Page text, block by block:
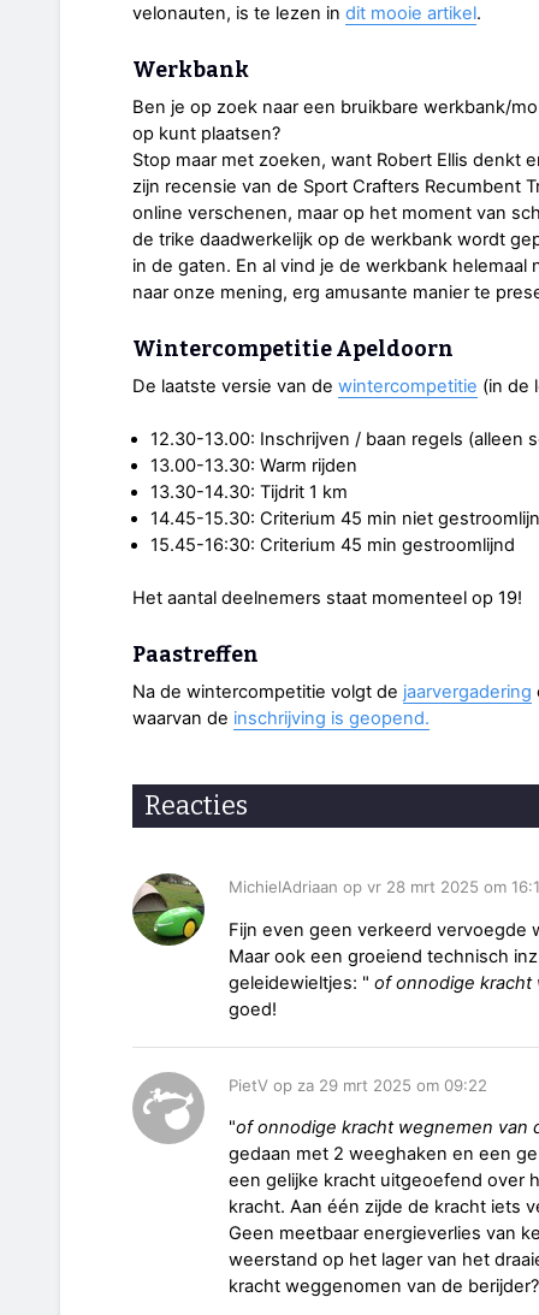
velonauten, is te lezen in dit mooie artikel.
Werkbank
Ben je op zoek naar een bruikbare werkbank/
op kunt plaatsen?
Stop maar met zoeken, want Robert Ellis denkt
zijn recensie van de Sport Crafters Recumbent
online verschenen, maar op het moment van
de trike daadwerkelijk op de werkbank wordt
in de gaten. En al vind je de werkbank
naar onze mening, erg amusante manier te
Wintercompetitie Apeldoorn
De laatste versie van de wintercompetitie (in de
12.30-13.00: Inschrijven / baan regels
13.00-13.30: Warm rijden
13.30-14.30: Tijdrit 1 km
14.45-15.30: Criterium 45 min niet
15.45-16:30: Criterium 45 min gestroomlijnd
Het aantal deelnemers staat momenteel op 19!
Paastreffen
Na de wintercompetitie volgt de jaarvergadering
waarvan de inschrijving is geopend.
Reacties
MichielAdriaan op vr 28 mrt 2025 om
Fijn even geen verkeerd vervoegde
Maar ook een groeiend technisch
geleidewieltjes: " of onnodige kracht
goed!
PietV op za 29 mrt 2025 om 09:22
"of onnodige kracht wegnemen van
gedaan met 2 weeghaken en een
een gelijke kracht uitgeoefend over
kracht. Aan één zijde de kracht iets
Geen meetbaar energieverlies van
weerstand op het lager van het
kracht weggenomen van de